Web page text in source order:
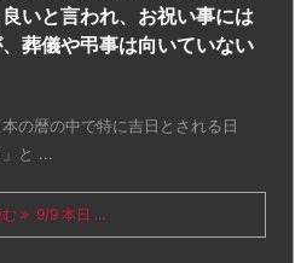
いと言われ、お祝い事には
葬儀や弔事は向いていない
の暦の中で特に吉日とされる日
と ...
9/9 本日 ...